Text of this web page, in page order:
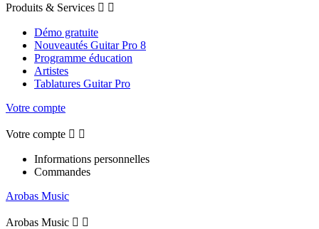
Produits & Services  
Démo gratuite
Nouveautés Guitar Pro 8
Programme éducation
Artistes
Tablatures Guitar Pro
Votre compte
Votre compte  
Informations personnelles
Commandes
Arobas Music
Arobas Music  